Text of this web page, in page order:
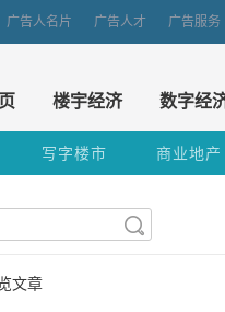
广告人名片 广告人才 广告服务
楼宇经济 数字经
写字楼市 商业地产
文章